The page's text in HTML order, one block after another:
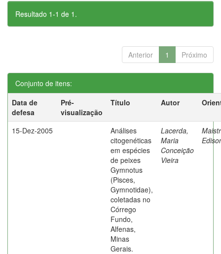
Resultado 1-1 de 1.
Anterior 1 Próximo
Conjunto de itens:
Data de
defesa
Pré-
visualização
Título Autor
15-Dez-2005
Análises
citogenéticas
em espécies
de peixes
Gymnotus
(Pisces,
Gymnotidae),
coletadas no
Córrego
Fundo,
Alfenas,
Minas
Gerais.
Lacerda,
Maria
Conceição
Vieira